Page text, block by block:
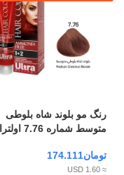
رنگ مو بلوند شاه بلوطی
متوسط شماره 7.76 اولترا
120 میلی لیتر
تومان174.111
≈ 1.60 USD